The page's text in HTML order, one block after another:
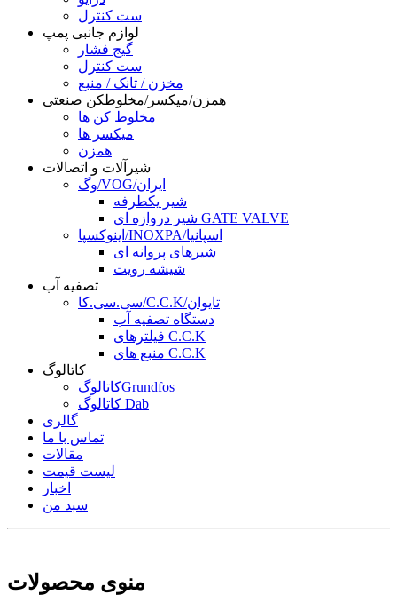
ست کنترل
لوازم جانبی پمپ
گیج فشار
ست کنترل
مخزن / تانک / منبع
همزن/میکسر/مخلوطکن صنعتی
مخلوط کن ها
میکسر ها
همزن
شیرآلات و اتصالات
وگ/VOG/ایران
شیر یکطرفه
شیر دروازه ای GATE VALVE
اینوکسپا/INOXPA/اسپانیا
شیرهای پروانه ای
شیشه رویت
تصفیه آب
سی.سی.کا/C.C.K/تایوان
دستگاه تصفیه آب
فیلترهای C.C.K
منبع های C.C.K
کاتالوگ
کاتالوگGrundfos
کاتالوگ Dab
گالری
تماس با ما
مقالات
لیست قیمت
اخبار
سبد من
منوی محصولات